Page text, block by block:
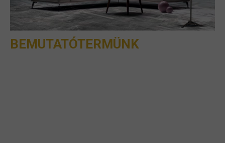
BEMUTATÓTERMÜNK